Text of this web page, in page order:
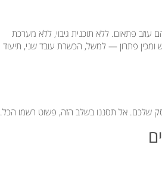
פתאום. ללא תוכנית גיבוי, ללא מערכת
ומכין פתרון — למשל, הכשרת עובד שני, תיעוד
שלכם. אל תסננו בשלב הזה, פשוט רשמו הכל.